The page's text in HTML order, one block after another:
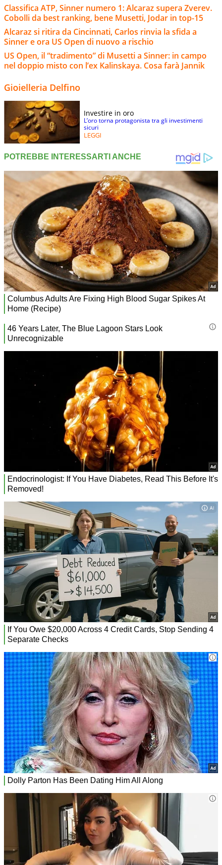
Classifica ATP, Sinner numero 1: Alcaraz supera Zverev.
Cobolli da best ranking, bene Musetti, Jodar in top-15
Alcaraz si ritira da Cincinnati, Carlos rinvia la sfida a
Sinner e ora US Open di nuovo a rischio
US Open, il “tradimento” di Musetti a Sinner: in campo
nel doppio misto con l’ex Kalinskaya. Cosa farà Jannik
Gioielleria Delfino
Investire in oro
L’oro torna protagonista tra gli investimenti
sicuri
LEGGI